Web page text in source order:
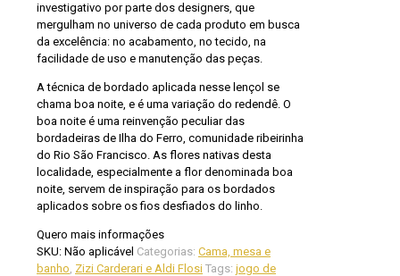
investigativo por parte dos designers, que
mergulham no universo de cada produto em busca
da excelência: no acabamento, no tecido, na
facilidade de uso e manutenção das peças.
A técnica de bordado aplicada nesse lençol se
chama boa noite, e é uma variação do redendê. O
boa noite é uma reinvenção peculiar das
bordadeiras de Ilha do Ferro, comunidade ribeirinha
do Rio São Francisco. As flores nativas desta
localidade, especialmente a flor denominada boa
noite, servem de inspiração para os bordados
aplicados sobre os fios desfiados do linho.
Quero mais informações
SKU: Não aplicável Categorias: Cama, mesa e
banho Zizi Carderari e Aldi Flosi Tags: jogo de